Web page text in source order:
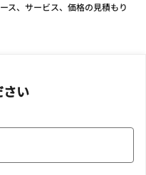
ス、サービス、価格の見積もり
さい